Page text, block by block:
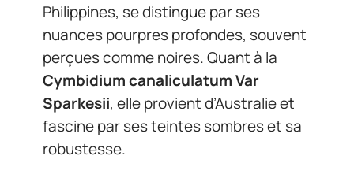
Philippines, se distingue par ses
nuances pourpres profondes, souvent
perçues comme noires. Quant à la
Cymbidium canaliculatum Var
Sparkesii, elle provient d’Australie et
fascine par ses teintes sombres et sa
robustesse.